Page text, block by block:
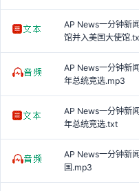
AP News一分钟新
馆并入美国大使馆
AP News一分钟新
年总统竞选.mp3
AP News一分钟新
年总统竞选.txt
AP News一分钟新
国.mp3